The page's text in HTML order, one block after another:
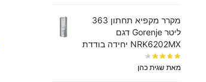
מקרר ‏מקפיא תחתון 363
‏ליטר Gorenje דגם
NRK6202MX יחידה בודדת
מאת שגית כהן